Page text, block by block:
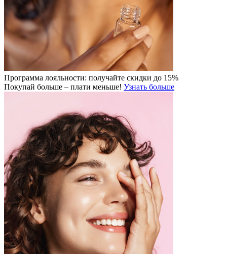
Программа лояльности: получайте скидки до 15%
Покупай больше – плати меньше! Узнать больше